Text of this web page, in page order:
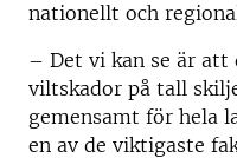
nationellt och
– Det vi kan se är att
viltskador på tall
gemensamt för hela
en av de viktigaste